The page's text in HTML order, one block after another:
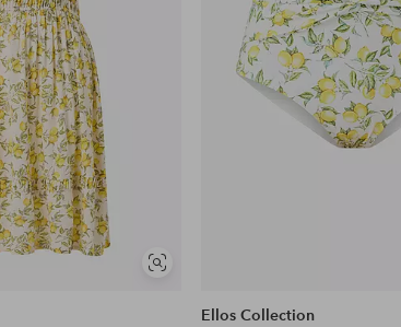
Soortgelijke
Ellos Collection